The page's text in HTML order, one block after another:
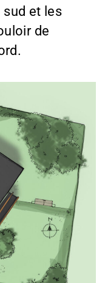
et les
de